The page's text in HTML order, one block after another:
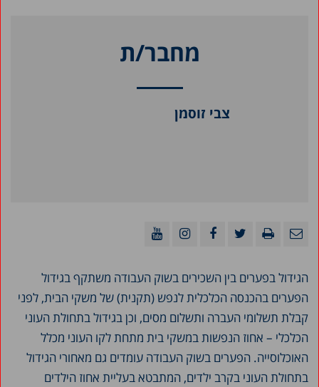
מחבר/ת
צבי זוסמן
הגידול בפערים בין השכירים בשוק העבודה משתקף בגידול
הפערים בהכנסה הכלכלית לנפש (תקנית) של משקי הבית, לפני
קבלת תשלומי העברה ותשלום מסים, וכן בגידול בתחולת העוני
הכלכלי – אחוז הנפשות במשקי בית מתחת לקו העוני מכלל
האוכלוסייה. הפערים בשוק העבודה עומדים גם מאחורי הגידול
בתחולת העוני בקרב ילדים, המתבטא בעליית אחוז הילדים